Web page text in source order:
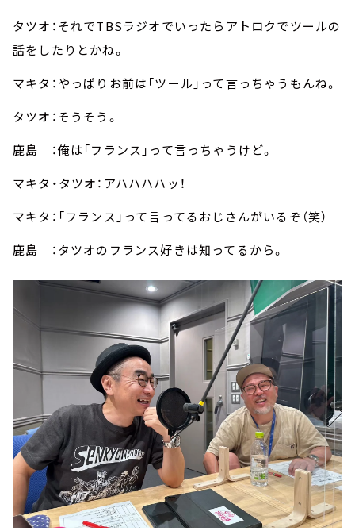
タツオ：それでTBSラジオでいったらアトロクでツールの
話をしたりとかね。
マキタ：やっぱりお前は「ツール」って言っちゃうもんね。
タツオ：そうそう。
鹿島 ：俺は「フランス」って言っちゃうけど。
マキタ・タツオ：アハハハハッ！
マキタ：「フランス」って言ってるおじさんがいるぞ（笑）
鹿島 ：タツオのフランス好きは知ってるから。